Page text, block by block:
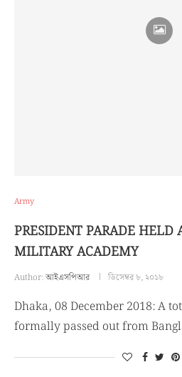
Army
PRESIDENT PARADE HELD
MILITARY ACADEMY
Author:আইএসপিআর ডিসেম্বর ৮, ২০১৮
Dhaka, 08 December 2018: A
formally passed out from